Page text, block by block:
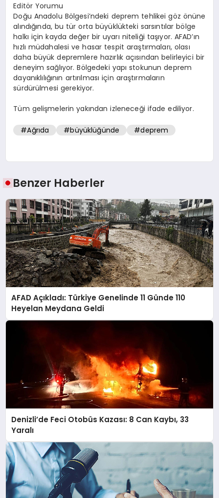
Editör Yorumu
Doğu Anadolu Bölgesi’ndeki deprem tehlikei göz önüne
alındığında, bu tür orta büyüklükteki sarsıntılar bölge
halkı için kayda değer bir uyarı niteliği taşıyor. AFAD’ın
hızlı müdahalesi ve hasar tespit araştırmaları, olası
daha büyük depremlere hazırlık açısından belirleyici bir
deneyim sağlıyor. Bölgedeki yapı stokunun deprem
dayanıklılığının artırılması için araştırmaların
sürdürülmesi gerekiyor.
Tüm gelişmelerin yakından izleneceği ifade ediliyor.
#Ağrıda #büyüklüğünde #deprem
Benzer Haberler
AFAD Açıkladı: Türkiye Genelinde 11 Günde 110
Heyelan Meydana Geldi
Denizli’de Feci Otobüs Kazası: 8 Can Kaybı, 33
Yaralı